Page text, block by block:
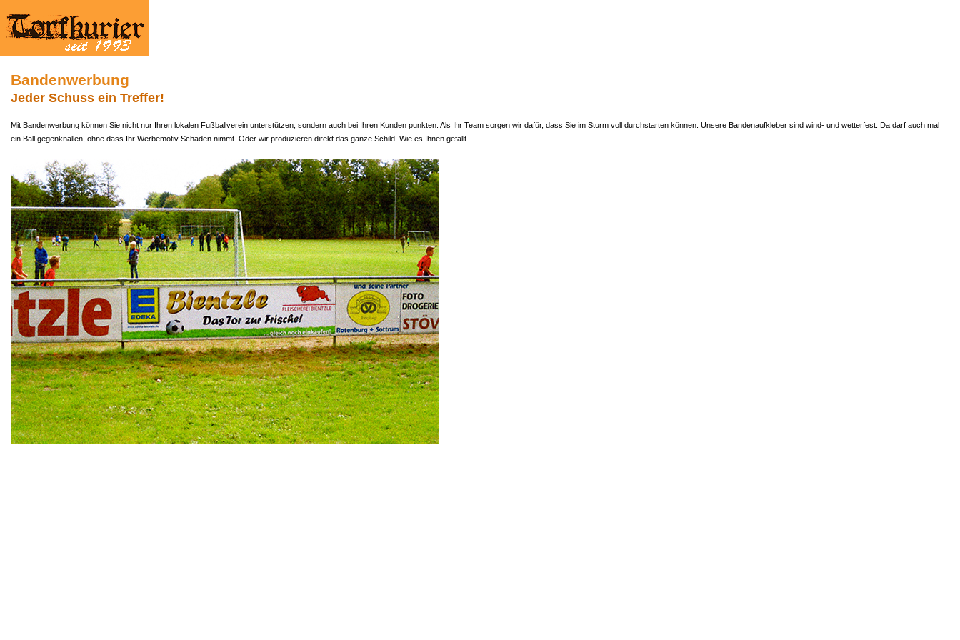
Bandenwerbung
Jeder Schuss ein Treffer!
Mit Bandenwerbung können Sie nicht nur Ihren lokalen Fußballverein unterstützen, sondern auch bei Ihren Kunden punkten. Als Ihr Team sorgen wir dafür, dass Sie im Sturm voll durchstarten können. Unsere Bandenaufkleber sind wind- und wetterfest. Da darf auch mal
ein Ball gegenknallen, ohne dass Ihr Werbemotiv Schaden nimmt. Oder wir produzieren direkt das ganze Schild. Wie es Ihnen gefällt.